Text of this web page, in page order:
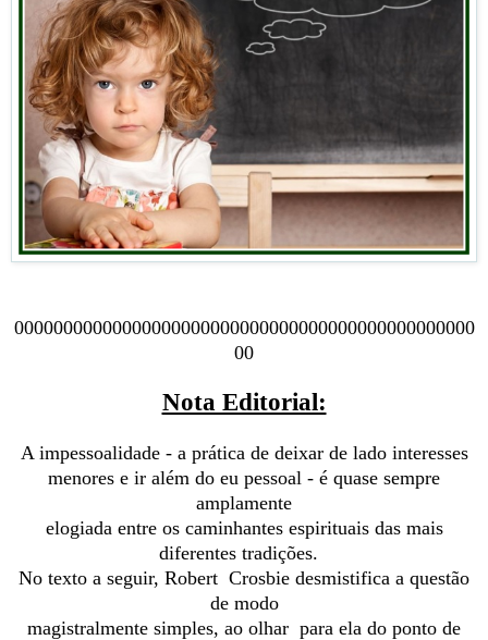
00000000000000000000000000000000000000000000000
00
Nota Editorial:
A impessoalidade - a prática de deixar de lado interesses
menores e ir além do eu pessoal - é quase sempre
amplamente
elogiada entre os caminhantes espirituais das mais
diferentes tradições.
No texto a seguir, Robert Crosbie desmistifica a questão
de modo
magistralmente simples, ao olhar para ela do ponto de